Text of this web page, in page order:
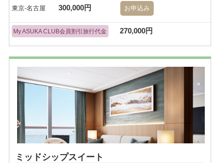
東京-名古屋 300,000円 お申込み
My ASUKA CLUB会員割引旅行代金 270,000円
ミッドシップスイート